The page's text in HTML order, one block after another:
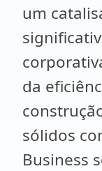
um
da
sólidos
Business